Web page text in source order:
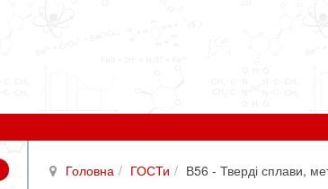
Головна ГОСТи В56 - Тверді сплави,